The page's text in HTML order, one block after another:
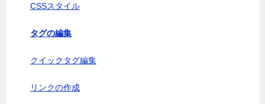
CSSスタイル
タグの編集
クイックタグ編集
リンクの作成